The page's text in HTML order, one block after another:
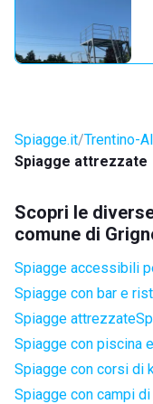
Spiagge.it Trentino-
Spiagge attrezzate
Scopri le
comune di
Spiagge accessibili
Spiagge con bar e
Spiagge attrezzate
Spiagge con piscina
Spiagge con corsi di
Spiagge con campi